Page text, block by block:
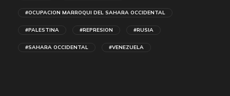
#OCUPACION MARROQUI DEL SAHARA OCCIDENTAL
#PALESTINA #REPRESION #RUSIA
#SAHARA OCCIDENTAL #VENEZUELA